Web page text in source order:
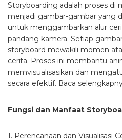
Storyboarding adalah proses di
menjadi gambar-gambar yang
untuk menggambarkan alur
pandang kamera. Setiap
storyboard mewakili momen
cerita. Proses ini membantu
memvisualisasikan dan
secara efektif. Baca
Fungsi dan Manfaat
1. Perencanaan dan Visualisasi